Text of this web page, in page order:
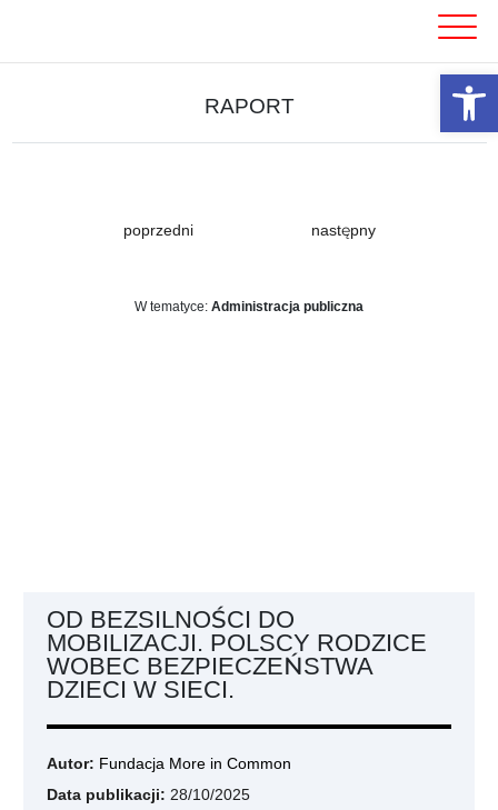
RAPORT
poprzedni następny
W tematyce: Administracja publiczna
OD BEZSILNOŚCI DO
MOBILIZACJI. POLSCY RODZICE
WOBEC BEZPIECZEŃSTWA
DZIECI W SIECI.
Autor: Fundacja More in Common
Data publikacji: 28/10/2025